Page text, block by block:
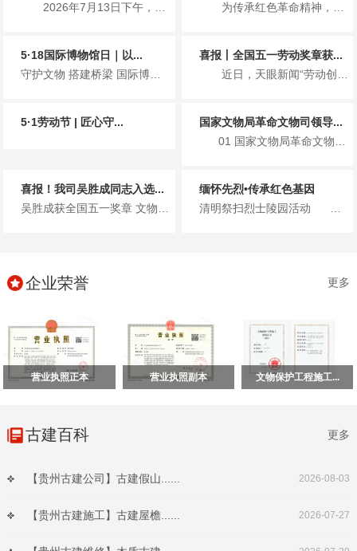
2026年7月13日下午，国家文物局革命文物司、贵州省文化和旅游厅...
为传承红色革命精神，7月1日，贵州保利文物古建有限公司党支部携手北...
5·18国际博物馆日｜以...
守护文物 搭建桥梁 国际博物馆日主题宣传 2026年5月18日...
喜报丨全国五一劳动奖章获...
近日，天眼新闻“劳动创造幸福 奋斗赢得未来”专栏重磅报道了全国五一...
5·1劳动节 | 匠心守...
国家文物局革命文物司领导...
01 国家文物局革命文物司领导一行莅临遵义会议会址保护修缮项目检查指导工作 ...
喜报！我司吴胜成同志入选...
吴胜成获全国五一奖章 文物修复工匠典范 贵州保利文物古建有限公...
缅怀先烈•传承红色基因
清明祭扫烈士陵园活动 清明将至，保利文物党支部联合多方党支部开展主题党日活...
企业荣誉 更多
营业执照正本 营业执照副本 文物保护工程施工...
古建百科 更多
【贵州古建公司】古建假山...... 2026-08-03
【贵州古建施工】古建屋檐...... 2026-07-27